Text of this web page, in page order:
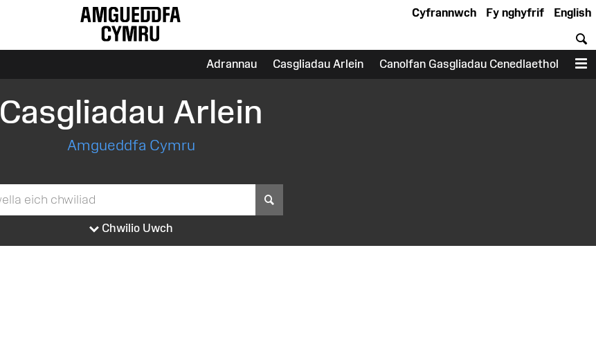
English
Fy nghyfrif
Cyfrannwch
Adrannau Casgliadau Arlein Canolfan Gasgliadau Cenedlaethol
Casgliadau Arlein
Amgueddfa Cymru
Chwilio Uwch